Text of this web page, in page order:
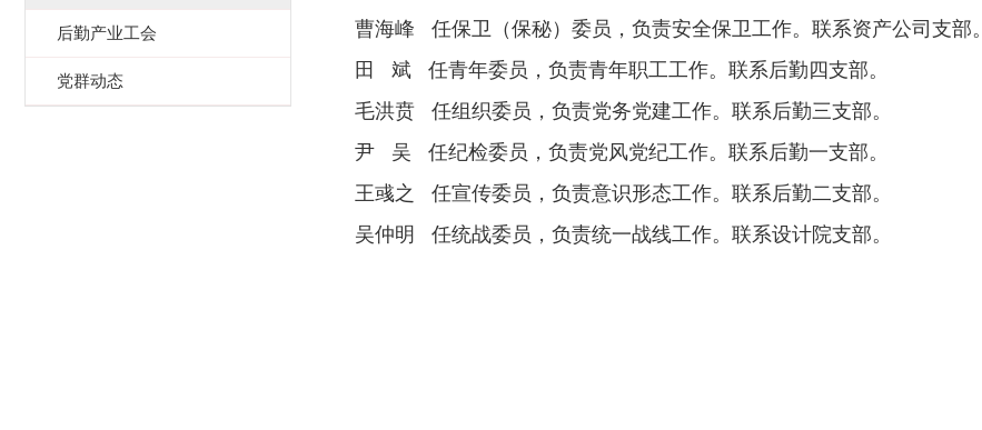
后勤产业工会
党群动态
曹海峰 任保卫（保秘）委员，负责安全保卫工作。联系资产公司支部。
田 斌 任青年委员，负责青年职工工作。联系后勤四支部。
毛洪贲 任组织委员，负责党务党建工作。联系后勤三支部。
尹 吴 任纪检委员，负责党风党纪工作。联系后勤一支部。
王彧之 任宣传委员，负责意识形态工作。联系后勤二支部。
吴仲明 任统战委员，负责统一战线工作。联系设计院支部。